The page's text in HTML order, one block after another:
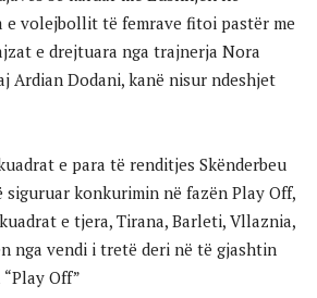
e volejbollit të femrave fitoi pastër me
e drejtuara nga trajnerja Nora
Ardian Dodani, kanë nisur ndeshjet
e para të renditjes Skënderbeu
siguruar konkurimin në fazën Play Off,
e tjera, Tirana, Barleti, Vllaznia,
nga vendi i tretë deri në të gjashtin
Off”